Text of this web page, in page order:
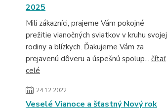
2025
Milí zákazníci, prajeme Vám pokojné
prežitie vianočných sviatkov v kruhu svojej
rodiny a blízkych. Ďakujeme Vám za
prejavenú dôveru a úspešnú spolup... čítať
celé
24.12.2022
Veselé Vianoce a šťastný Nový rok